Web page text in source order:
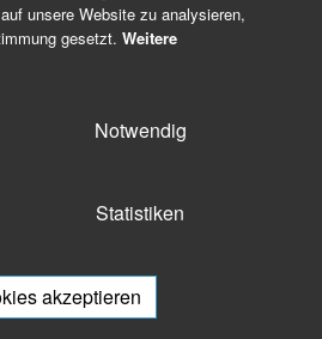
unsere Website zu analysieren,
gesetzt. Weitere
Notwendig
Statistiken
akzeptieren